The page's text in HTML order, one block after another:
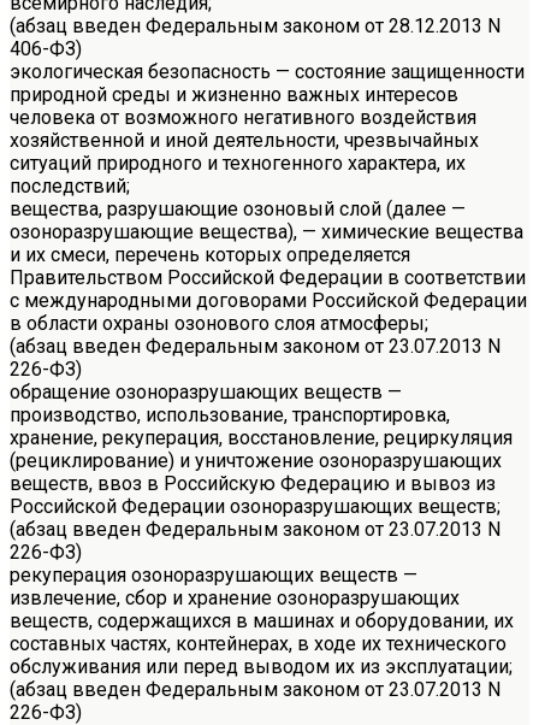
(абзац введен Федеральным законом от 28.12.2013 N
406-ФЗ)
экологическая безопасность — состояние защищенности
природной среды и жизненно важных интересов
человека от возможного негативного воздействия
хозяйственной и иной деятельности, чрезвычайных
ситуаций природного и техногенного характера, их
последствий;
вещества, разрушающие озоновый слой (далее —
озоноразрушающие вещества), — химические вещества
и их смеси, перечень которых определяется
Правительством Российской Федерации в соответствии
с международными договорами Российской Федерации
в области охраны озонового слоя атмосферы;
(абзац введен Федеральным законом от 23.07.2013 N
226-ФЗ)
обращение озоноразрушающих веществ —
производство, использование, транспортировка,
хранение, рекуперация, восстановление, рециркуляция
(рециклирование) и уничтожение озоноразрушающих
веществ, ввоз в Российскую Федерацию и вывоз из
Российской Федерации озоноразрушающих веществ;
(абзац введен Федеральным законом от 23.07.2013 N
226-ФЗ)
рекуперация озоноразрушающих веществ —
извлечение, сбор и хранение озоноразрушающих
веществ, содержащихся в машинах и оборудовании, их
составных частях, контейнерах, в ходе их технического
обслуживания или перед выводом их из эксплуатации;
(абзац введен Федеральным законом от 23.07.2013 N
226-ФЗ)